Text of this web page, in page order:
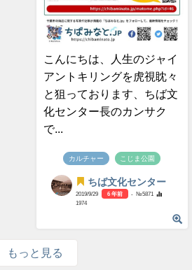
こんにちは、人生のジャイ
アントキリングを虎視眈々
と狙っております、ちば文
化センター長のカンサク
で...
カルチャー こじま公園
ちば文化センター
2019/9/29 6 年前
- №5871
1974
もっと見る